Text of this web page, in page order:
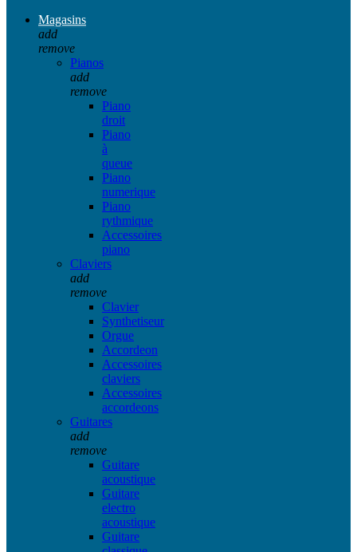
Magasins
add
remove
Pianos
add
remove
Piano
droit
Piano
à
queue
Piano
numerique
Piano
rythmique
Accessoires
piano
Claviers
add
remove
Clavier
Synthetiseur
Orgue
Accordeon
Accessoires
claviers
Accessoires
accordeons
Guitares
add
remove
Guitare
acoustique
Guitare
electro
acoustique
Guitare